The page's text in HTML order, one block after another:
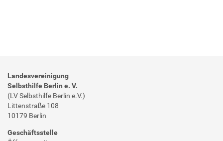
Landesvereinigung
Selbsthilfe Berlin e. V.
(LV Selbsthilfe Berlin e.V.)
Littenstraße 108
10179 Berlin
Geschäftsstelle